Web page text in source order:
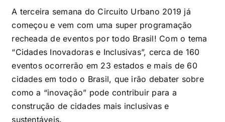
A terceira semana do Circuito Urbano 2019 já
começou e vem com uma super programação
recheada de eventos por todo Brasil! Com o tema
“Cidades Inovadoras e Inclusivas”, cerca de 160
eventos ocorrerão em 23 estados e mais de 60
cidades em todo o Brasil, que irão debater sobre
como a “inovação” pode contribuir para a
construção de cidades mais inclusivas e
sustentáveis.